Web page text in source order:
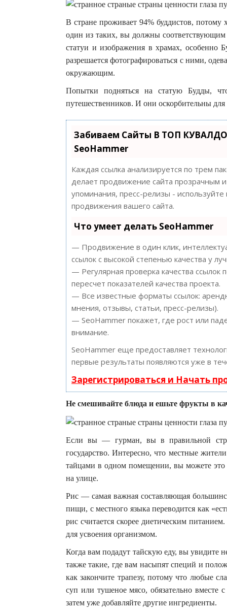
В стране проживает 94% буддистов, потому
один из таких, вы должны
статуи и изображения в храмах, особенно
разрешается фотографироваться с ними,
окружающим.
Попытки подняться на статую Будды,
путешественников. И они оскорбительны для
Забиваем Сайты В ТОП
SeoHammer
Каждая ссылка анализируется по трем
делает продвижение сайта прозрачным
упоминания, пресс-релизы -
продвижения вашего сайта.
Что умеет делать SeoHammer
— Продвижение в один клик,
ссылок с высокой степенью качества у
— Регулярная проверка качества
пересчет показателей качества проекта.
— Все известные форматы ссылок:
мнения, отзывы, статьи, пресс-релизы).
— SeoHammer покажет, где рост или
внимание.
SeoHammer еще предоставляет
первые результаты появляются уже в
Зарегистрироваться и Начать
Не смешивайте блюда и ешьте фрукты в
Если вы — гурман, вы в правильной
государство. Интересно, что местные
тайцами в одном помещении, вы можете это
на улице.
Рис — самая важная составляющая
пищи, с местного языка переводится как
рис считается скорее диетическим
для усвоения организмом.
Когда вам подадут тайскую еду, вы увидите
также такие, где вам насыпят специй и
как закончите трапезу, потому что любые
суп или тушеное мясо, обязательно
затем уже добавляйте другие ингредиенты.